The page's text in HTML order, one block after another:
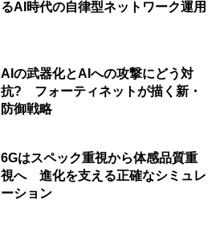
るAI時代の自律型ネットワーク運用
AIの武器化とAIへの攻撃にどう対
抗? フォーティネットが描く新・
防御戦略
6Gはスペック重視から体感品質重
視へ 進化を支える正確なシミュレ
ーション